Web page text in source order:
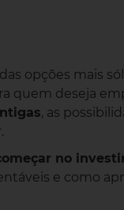
opções mais
quem deseja
, as
no
e como